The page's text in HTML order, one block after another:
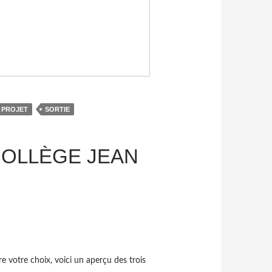
PROJET SORTIE
JEAN
votre choix, voici un aperçu des trois